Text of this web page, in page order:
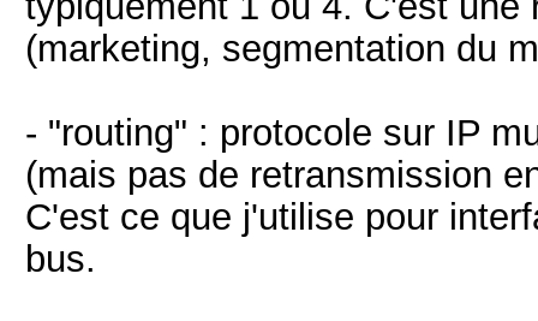
(marketing, segmentation du
- "routing" : protocole sur IP
(mais pas de retransmission
C'est ce que j'utilise pour
bus.